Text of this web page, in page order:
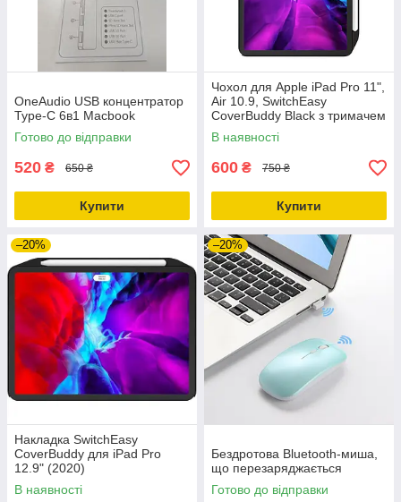
OneAudio USB концентратор
Type-C 6в1 Macbook
Готово до відправки
520 ₴ 650 ₴
Купити
Чохол для Apple iPad Pro 11",
Air 10.9, SwitchEasy
CoverBuddy Black з тримачем
для Apple Pencil
В наявності
600 ₴ 750 ₴
Купити
–20%
Накладка SwitchEasy
CoverBuddy для iPad Pro
12.9" (2020)
В наявності
–20%
Бездротова Bluetooth-миша,
що перезаряджається
Готово до відправки